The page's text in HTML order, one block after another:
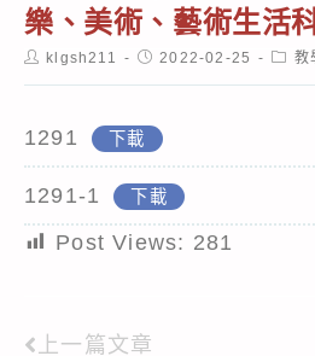
樂、美術、藝術生活
Postklgsh211
Post2022-02-25
Post
教
1291 下載
1291-1 下載
Post Views: 281
上一篇文章